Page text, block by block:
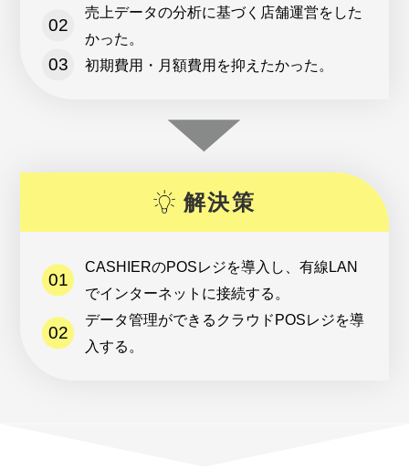
売上データの分析に基づく店舗運営をした
かった。
初期費用・月額費用を抑えたかった。
解決策
CASHIERのPOSレジを導入し、有線LAN
でインターネットに接続する。
データ管理ができるクラウドPOSレジを導
入する。